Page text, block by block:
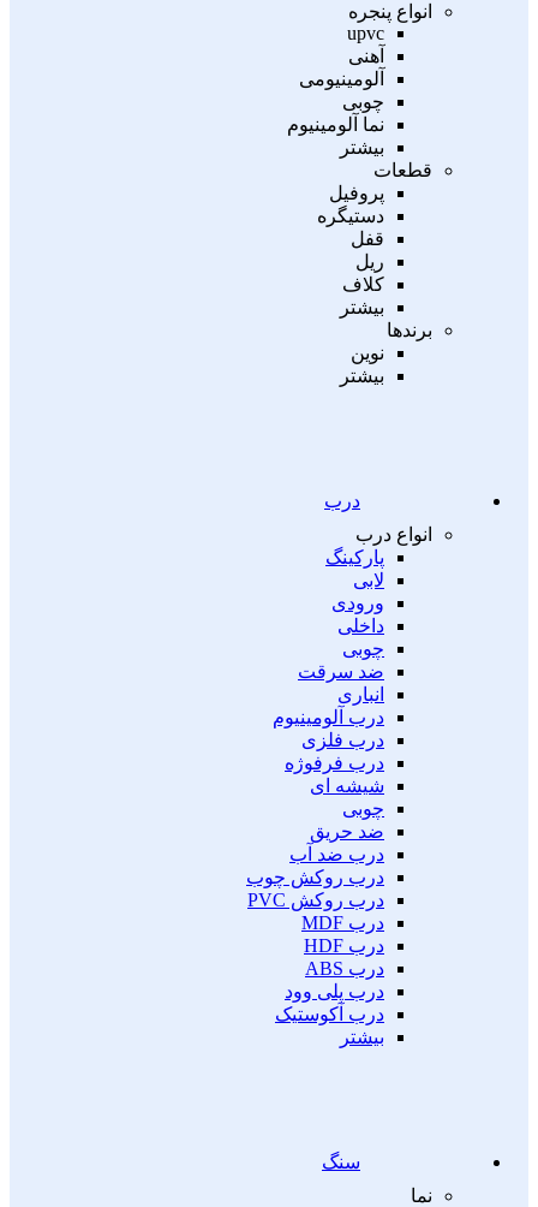
انواع پنجره
upvc
آهنی
آلومینیومی
چوبی
نما آلومینیوم
بیشتر
قطعات
پروفیل
دستیگره
قفل
ریل
کلاف
بیشتر
برندها
نوین
بیشتر
درب
انواع درب
پارکینگ
لابی
ورودی
داخلی
چوبی
ضد سرقت
انباری
درب آلومینیوم
درب فلزی
درب فرفوژه
شیشه ای
چوبی
ضد حریق
درب ضد آب
درب روکش چوب
درب روکش PVC
درب MDF
درب HDF
درب ABS
درب پلی وود
درب آکوستیک
بیشتر
سنگ
نما